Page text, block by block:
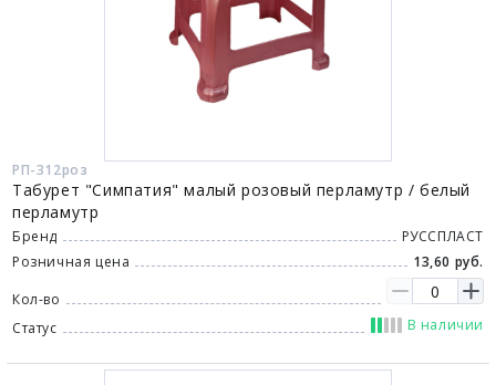
РП-312роз
Табурет "Симпатия" малый розовый перламутр / белый
перламутр
Бренд
РУССПЛАСТ
Розничная цена
13,60 руб.
Кол-во
Статус
В наличии